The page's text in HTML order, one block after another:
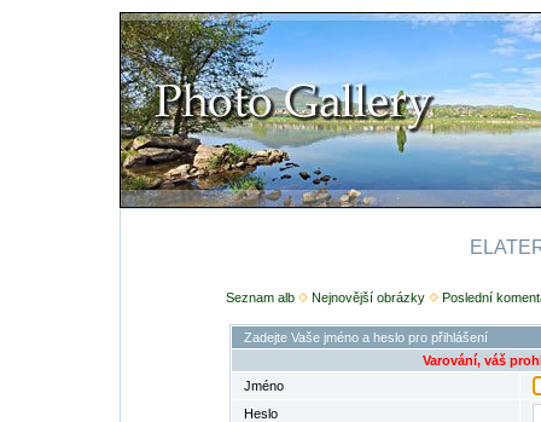
Seznam alb Nejnovější obrázky Poslední
Zadejte Vaše jméno a heslo pro přihlášení
Varování, váš
Jméno
Heslo